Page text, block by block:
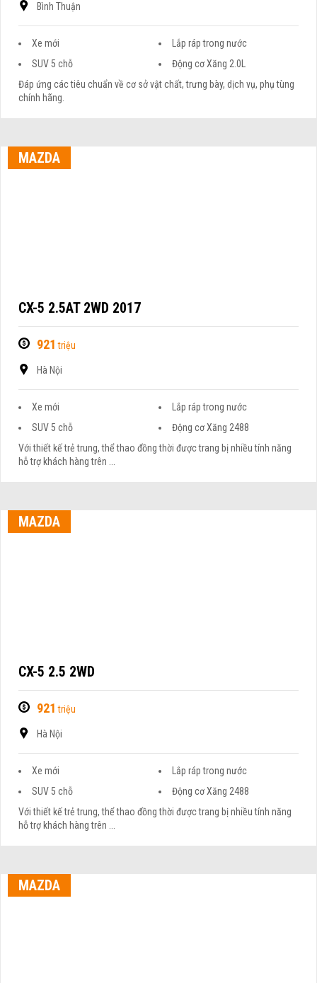
Bình Thuận
Xe mới
Lắp ráp trong nước
SUV 5 chỗ
Động cơ Xăng 2.0L
Đáp ứng các tiêu chuẩn về cơ sở vật chất, trưng bày, dịch vụ, phụ tùng
chính hãng.
MAZDA
CX-5 2.5AT 2WD 2017
921 triệu
Hà Nội
Xe mới
Lắp ráp trong nước
SUV 5 chỗ
Động cơ Xăng 2488
Với thiết kế trẻ trung, thể thao đồng thời được trang bị nhiều tính năng
hỗ trợ khách hàng trên ...
MAZDA
CX-5 2.5 2WD
921 triệu
Hà Nội
Xe mới
Lắp ráp trong nước
SUV 5 chỗ
Động cơ Xăng 2488
Với thiết kế trẻ trung, thể thao đồng thời được trang bị nhiều tính năng
hỗ trợ khách hàng trên ...
MAZDA